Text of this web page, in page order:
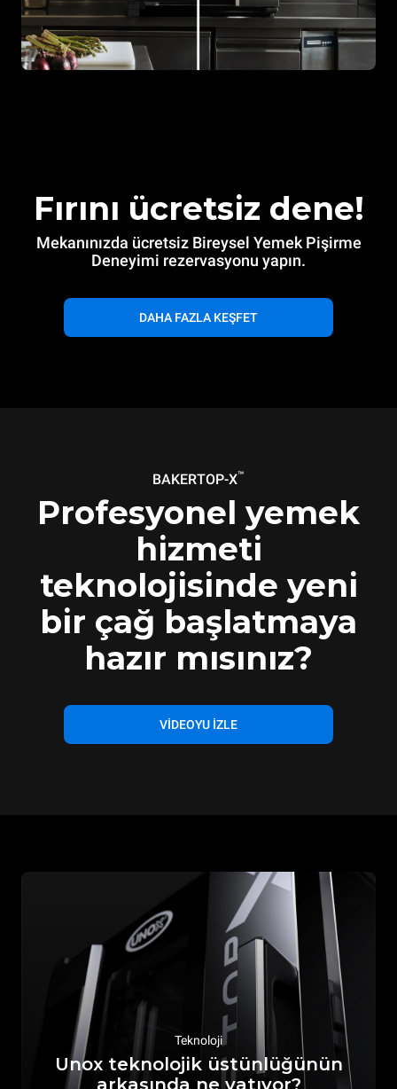
Fırını ücretsiz dene!
Mekanınızda ücretsiz Bireysel Yemek Pişirme
Deneyimi rezervasyonu yapın.
DAHA FAZLA KEŞFET
BAKERTOP-X™
Profesyonel yemek
hizmeti
teknolojisinde yeni
bir çağ başlatmaya
hazır mısınız?
VİDEOYU İZLE
Teknoloji
Unox teknolojik üstünlüğünün